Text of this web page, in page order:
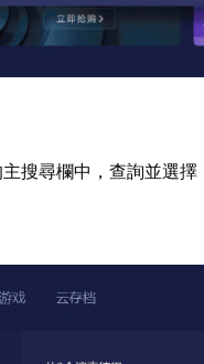
搜尋欄中，查詢並選